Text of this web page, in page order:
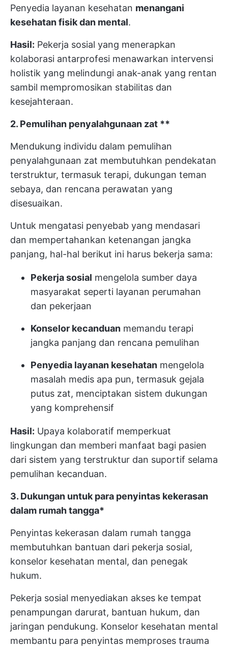
Penyedia layanan kesehatan menangani
kesehatan fisik dan mental.
Hasil: Pekerja sosial yang menerapkan
kolaborasi antarprofesi menawarkan intervensi
holistik yang melindungi anak-anak yang rentan
sambil mempromosikan stabilitas dan
kesejahteraan.
2. Pemulihan penyalahgunaan zat **
Mendukung individu dalam pemulihan
penyalahgunaan zat membutuhkan pendekatan
terstruktur, termasuk terapi, dukungan teman
sebaya, dan rencana perawatan yang
disesuaikan.
Untuk mengatasi penyebab yang mendasari
dan mempertahankan ketenangan jangka
panjang, hal-hal berikut ini harus bekerja sama:
Pekerja sosial mengelola sumber daya
masyarakat seperti layanan perumahan
dan pekerjaan
Konselor kecanduan memandu terapi
jangka panjang dan rencana pemulihan
Penyedia layanan kesehatan mengelola
masalah medis apa pun, termasuk gejala
putus zat, menciptakan sistem dukungan
yang komprehensif
Hasil: Upaya kolaboratif memperkuat
lingkungan dan memberi manfaat bagi pasien
dari sistem yang terstruktur dan suportif selama
pemulihan kecanduan.
3. Dukungan untuk para penyintas kekerasan
dalam rumah tangga*
Penyintas kekerasan dalam rumah tangga
membutuhkan bantuan dari pekerja sosial,
konselor kesehatan mental, dan penegak
hukum.
Pekerja sosial menyediakan akses ke tempat
penampungan darurat, bantuan hukum, dan
jaringan pendukung. Konselor kesehatan mental
membantu para penyintas memproses trauma